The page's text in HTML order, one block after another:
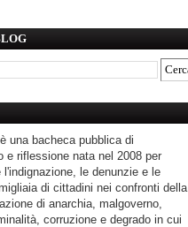
una bacheca pubblica di
e riflessione nata nel 2008 per
le denunzie e le
di cittadini nei confronti della
di anarchia, malgoverno,
corruzione e degrado in cui